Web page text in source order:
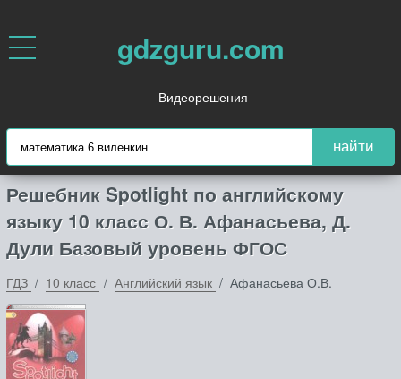
gdzguru.com
Видеорешения
найти
Решебник Spotlight по английскому
языку 10 класс О. В. Афанасьева, Д.
Дули Базовый уровень ФГОС
ГДЗ 10 класс Английский язык Афанасьева О.В.